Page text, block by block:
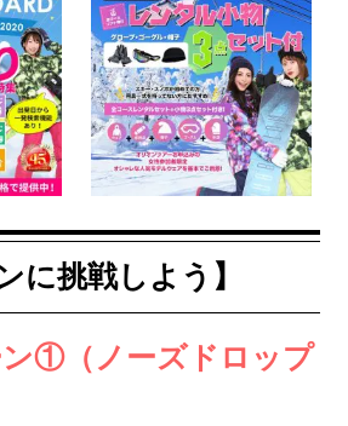
に挑戦しよう】
ン①（ノーズドロップ